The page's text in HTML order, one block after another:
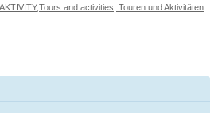
and activities, Touren und Aktivitäten